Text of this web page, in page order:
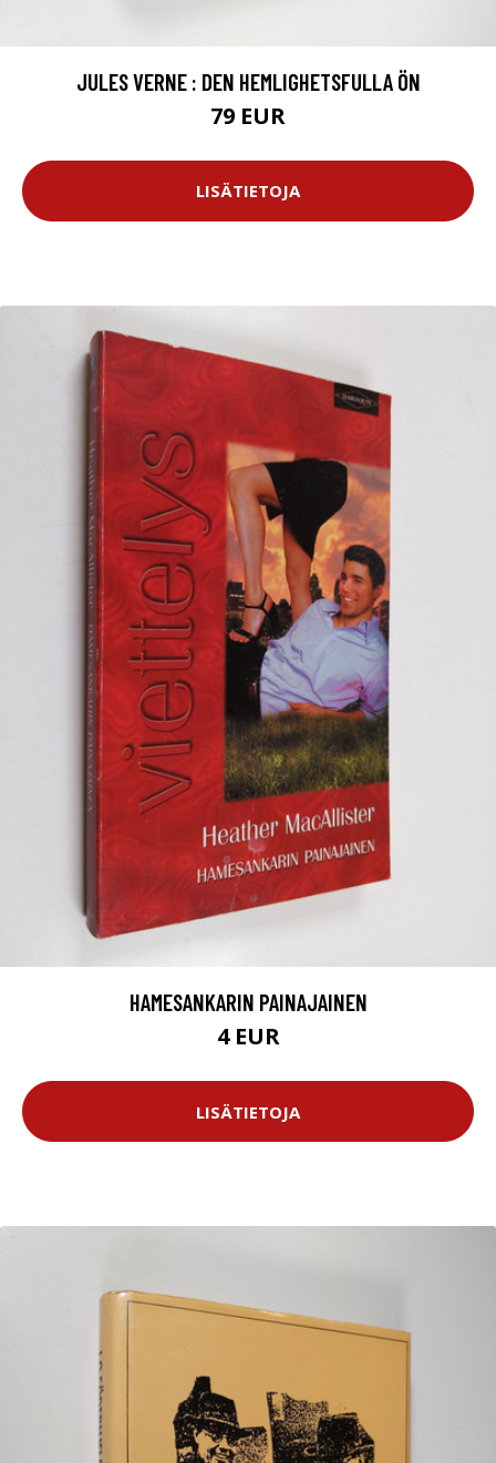
JULES VERNE : DEN HEMLIGHETSFULLA ÖN
79 EUR
LISÄTIETOJA
HAMESANKARIN PAINAJAINEN
4 EUR
LISÄTIETOJA